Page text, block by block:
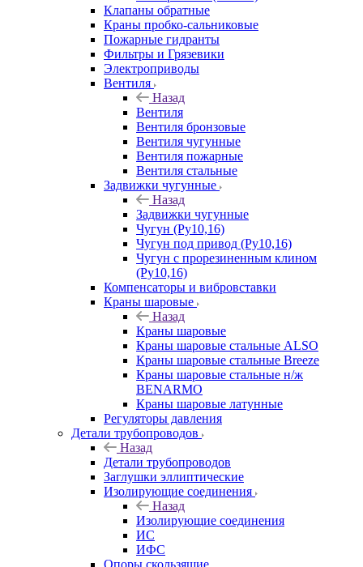
Клапаны обратные
Краны пробко-сальниковые
Пожарные гидранты
Фильтры и Грязевики
Электроприводы
Вентиля
Назад
Вентиля
Вентиля бронзовые
Вентиля чугунные
Вентиля пожарные
Вентиля стальные
Задвижки чугунные
Назад
Задвижки чугунные
Чугун (Ру10,16)
Чугун под привод (Ру10,16)
Чугун с прорезиненным клином
(Ру10,16)
Компенсаторы и вибровставки
Краны шаровые
Назад
Краны шаровые
Краны шаровые стальные ALSO
Краны шаровые стальные Breeze
Краны шаровые стальные н/ж
BENARMO
Краны шаровые латунные
Регуляторы давления
Детали трубопроводов
Назад
Детали трубопроводов
Заглушки эллиптические
Изолирующие соединения
Назад
Изолирующие соединения
ИС
ИФС
Опоры скользящие